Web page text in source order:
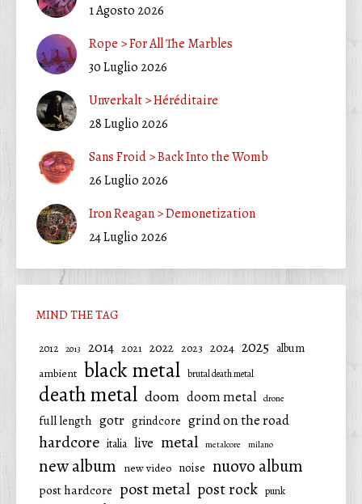
1 Agosto 2026
Rope > For All The Marbles
30 Luglio 2026
Unverkalt > Héréditaire
28 Luglio 2026
Sans Froid > Back Into the Womb
26 Luglio 2026
Iron Reagan > Demonetization
24 Luglio 2026
MIND THE TAG
2012 2013 2014 2021 2022 2023 2024 2025 album
ambient black metal brutal death metal
death metal doom doom metal drone
full length gotr grindcore grind on the road
hardcore italia live metal metalcore milano
new album new video noise nuovo album
post hardcore post metal post rock punk